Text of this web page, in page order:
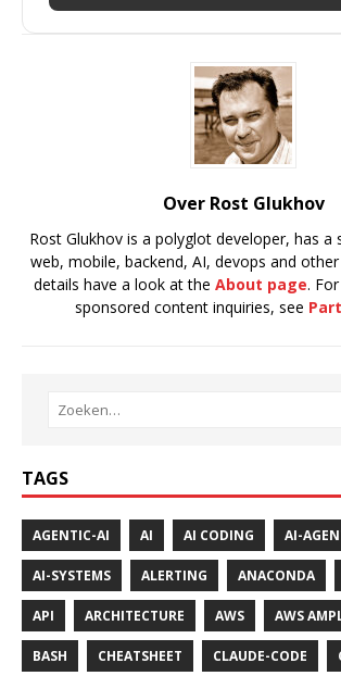
Over Rost Glukhov
Rost Glukhov is a polyglot developer, has a
web, mobile, backend, AI, devops and
details have a look at the About page.
sponsored content inquiries, see
TAGS
AGENTIC-AI AI AI CODING AI-
AI-SYSTEMS ALERTING ANACONDA
API ARCHITECTURE AWS AWS
BASH CHEATSHEET CLAUDE-CODE